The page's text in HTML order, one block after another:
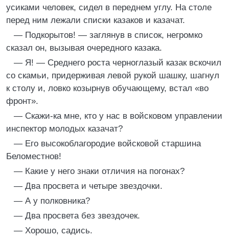
усиками человек, сидел в переднем углу. На столе
перед ним лежали списки казаков и казачат.
— Подкорытов! — заглянув в список, негромко
сказал он, вызывая очередного казака.
— Я! — Среднего роста черноглазый казак вскочил
со скамьи, придерживая левой рукой шашку, шагнул
к столу и, ловко козырнув обучающему, встал «во
фронт».
— Скажи-ка мне, кто у нас в войсковом управлении
инспектор молодых казачат?
— Его высокоблагородие войсковой старшина
Беломестнов!
— Какие у него знаки отличия на погонах?
— Два просвета и четыре звездочки.
— А у полковника?
— Два просвета без звездочек.
— Хорошо, садись.